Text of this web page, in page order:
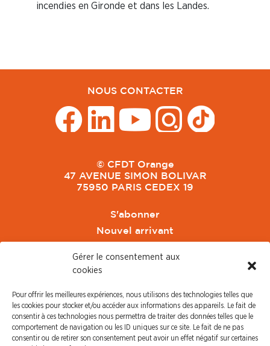
Gérer le consentement aux
cookies
Pour offrir les meilleures expériences, nous utilisons des technologies telles que
les cookies pour stocker et/ou accéder aux informations des appareils. Le fait de
consentir à ces technologies nous permettra de traiter des données telles que le
comportement de navigation ou les ID uniques sur ce site. Le fait de ne pas
consentir ou de retirer son consentement peut avoir un effet négatif sur certaines
incendies en Gironde et dans les Landes.
NOUS CONTACTER
© CFDT Orange
47 AVENUE SIMON BOLIVAR
75950 PARIS CEDEX 19
S'abonner
Nouvel arrivant
CFDT Cadres
CFDT Retraités
L'UFFA